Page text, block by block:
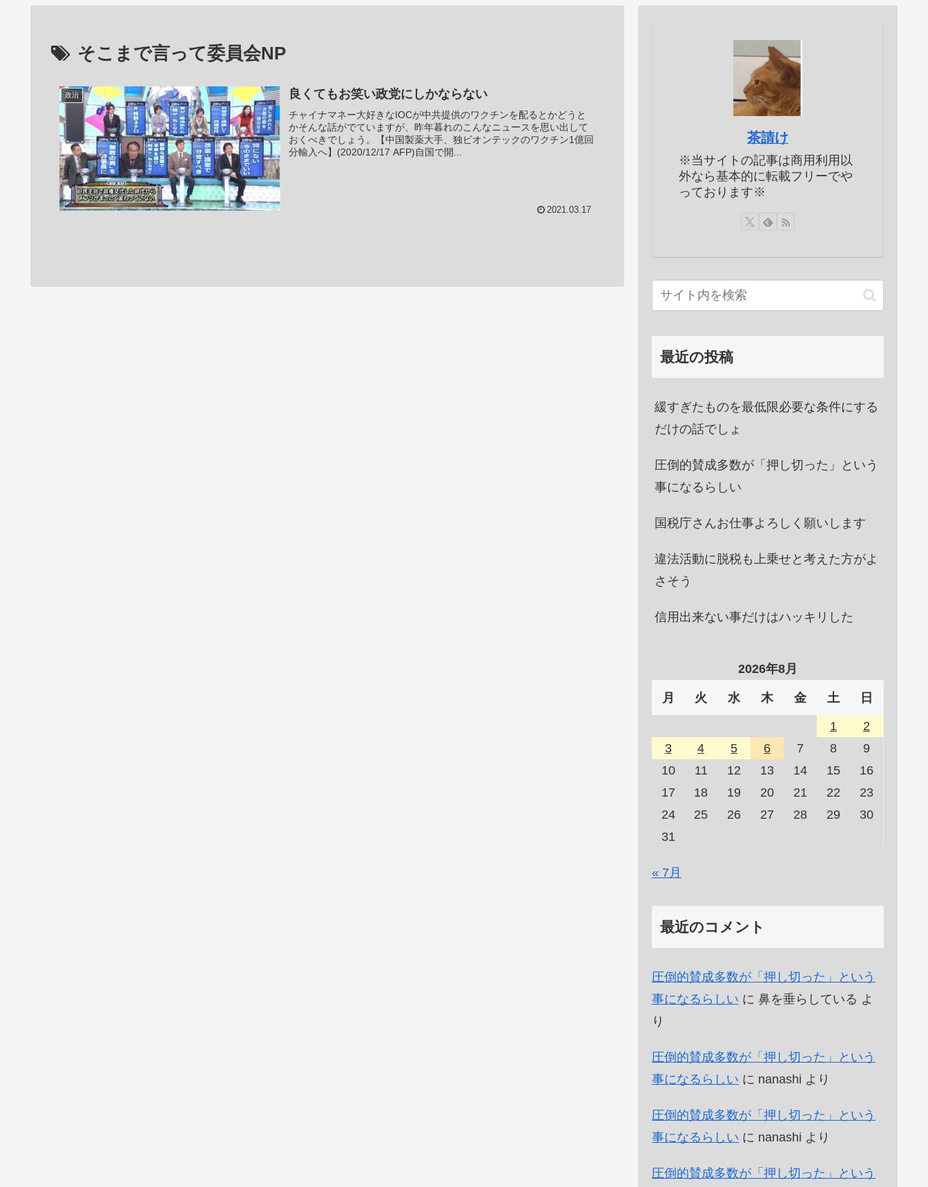
そこまで言って委員会NP
政治 良くてもお笑い政党にしかならない
チャイナマネー大好きなIOCが中共提供のワクチンを配るとかどうと
かそんな話がでていますが、昨年暮れのこんなニュースを思い出して
おくべきでしょう。【中国製薬大手、独ビオンテックのワクチン1億回
分輸入へ】(2020/12/17 AFP)自国で開...
2021.03.17
茶請け
※当サイトの記事は商用利用以
外なら基本的に転載フリーでや
っております※
最近の投稿
緩すぎたものを最低限必要な条件にする
だけの話でしょ
圧倒的賛成多数が「押し切った」という
事になるらしい
国税庁さんお仕事よろしく願いします
違法活動に脱税も上乗せと考えた方がよ
さそう
信用出来ない事だけはハッキリした
2026年8月
月 火 水 木 金 土 日
1
2
3
4 5 6 7 8
9
10
11 12 13 14 15
16
17
18 19 20 21 22
23
24
25 26 27 28 29
30
31
« 7月
最近のコメント
圧倒的賛成多数が「押し切った」という
事になるらしい に 鼻を垂らしている よ
り
圧倒的賛成多数が「押し切った」という
事になるらしい に nanashi より
圧倒的賛成多数が「押し切った」という
事になるらしい に nanashi より
圧倒的賛成多数が「押し切った」という